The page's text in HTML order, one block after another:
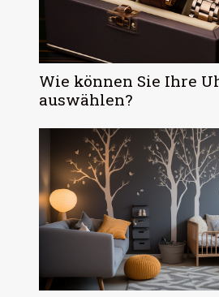
Wie können Sie Ihre
auswählen?